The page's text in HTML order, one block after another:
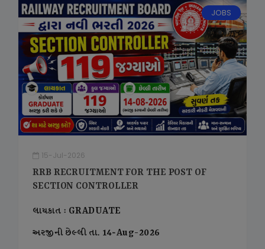
JOBS
15-Jul-2026
RRB RECRUITMENT FOR THE POST OF
SECTION CONTROLLER
લાયકાત : GRADUATE
અરજીની છેલ્લી તા. 14-Aug-2026